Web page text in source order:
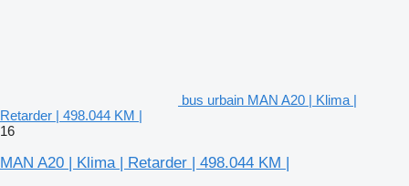
bus urbain MAN A20 | Klima |
Retarder | 498.044 KM |
16
MAN A20 | Klima | Retarder | 498.044 KM |